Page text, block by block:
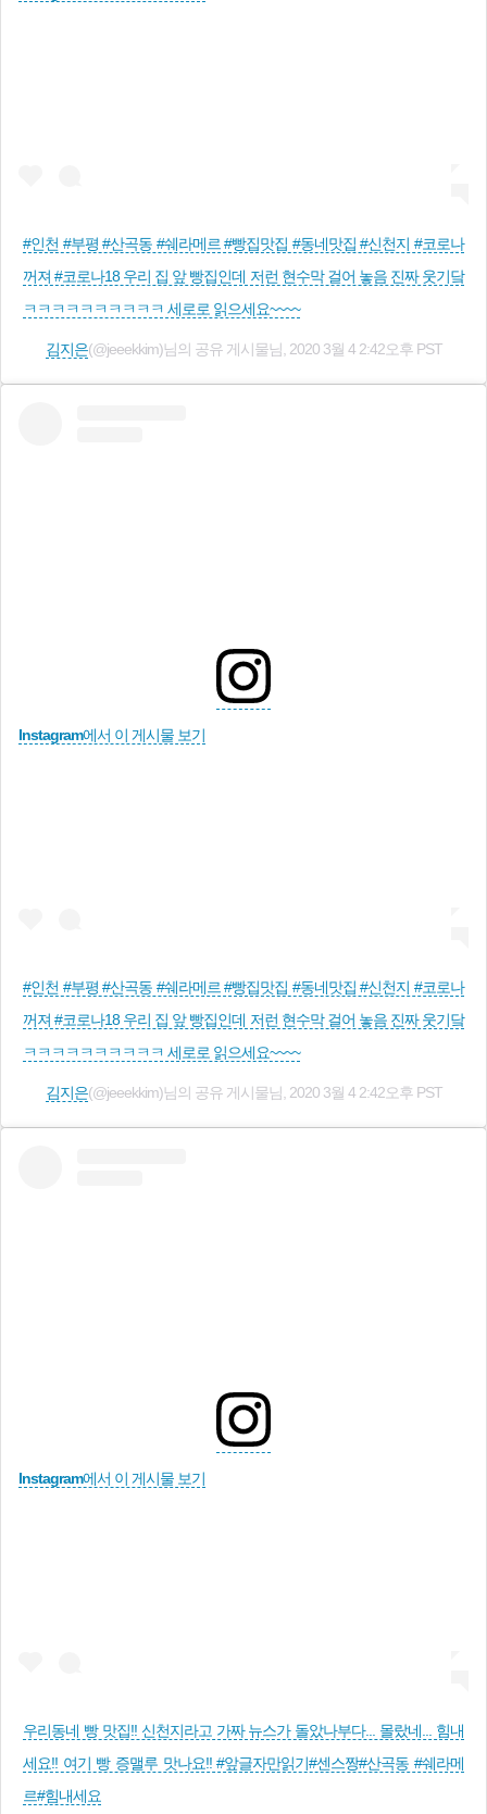
#인천 #부평 #산곡동 #쉐라메르 #빵집맛집 #동네맛집 #신천지 #코로나
꺼져 #코로나18 우리 집 앞 빵집인데 저런 현수막 걸어 놓음 진짜 웃기닼
ㅋㅋㅋㅋㅋㅋㅋㅋㅋㅋ 세로로 읽으세요~~~~
김지은(@jeeekkim)님의 공유 게시물님, 2020 3월 4 2:42오후 PST
Instagram에서 이 게시물 보기
#인천 #부평 #산곡동 #쉐라메르 #빵집맛집 #동네맛집 #신천지 #코로나
꺼져 #코로나18 우리 집 앞 빵집인데 저런 현수막 걸어 놓음 진짜 웃기닼
ㅋㅋㅋㅋㅋㅋㅋㅋㅋㅋ 세로로 읽으세요~~~~
김지은(@jeeekkim)님의 공유 게시물님, 2020 3월 4 2:42오후 PST
Instagram에서 이 게시물 보기
우리동네 빵 맛집!! 신천지라고 가짜 뉴스가 돌았나부다... 몰랐네... 힘내
세요!! 여기 빵 증맬루 맛나요!! #앞글자만읽기#센스짱#산곡동 #쉐라메
르#힘내세요